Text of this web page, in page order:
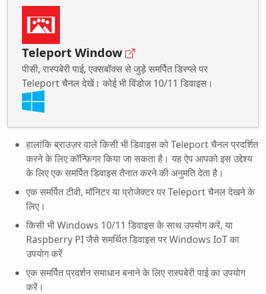
Teleport Window
पीसी, रास्पबेरी पाई, एक्सबॉक्स से जुड़े समर्पित डिस्प्ले पर
Teleport चैनल देखें। कोई भी विंडोज 10/11 डिवाइस।
हालांकि ब्राउज़र वाले किसी भी डिवाइस को Teleport चैनल प्रदर्शित
करने के लिए कॉन्फ़िगर किया जा सकता है। यह ऐप आपको इस उद्देश्य
के लिए एक समर्पित डिवाइस तैनात करने की अनुमति देता है।
एक समर्पित टीवी, मॉनिटर या प्रोजेक्टर पर Teleport चैनल देखने के
लिए।
किसी भी Windows 10/11 डिवाइस के साथ उपयोग करें, या
Raspberry PI जैसे समर्थित डिवाइस पर Windows IoT का
उपयोग करें
एक समर्पित प्रदर्शन समाधान बनाने के लिए रास्पबेरी पाई का उपयोग
करें।